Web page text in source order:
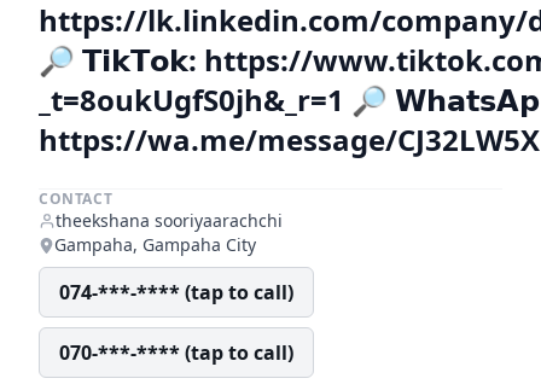
https://lk.linkedin.com/company/
🔎 𝗧𝗶𝗸𝗧𝗼𝗸: https://
_t=8oukUgfS0jh&_r=1 🔎
https://wa.me/message/
CONTACT
theekshana sooriyaarachchi
Gampaha, Gampaha City
074-***-**** (tap to call)
070-***-**** (tap to call)